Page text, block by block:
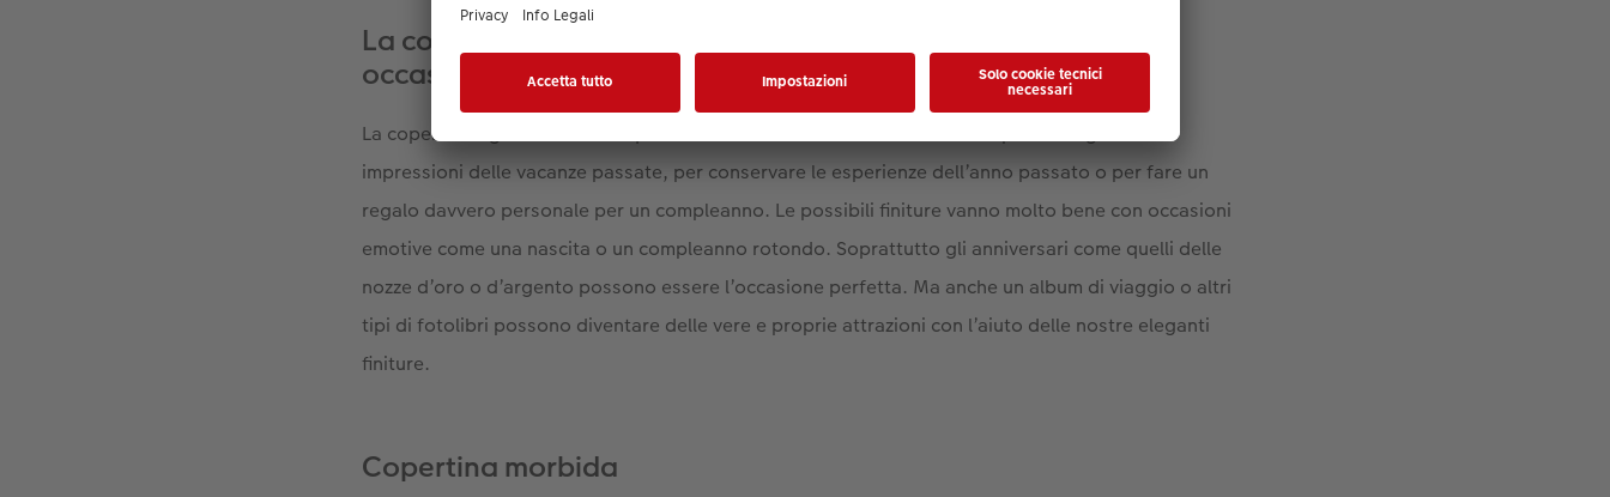
La copertina rigida è particolarmente adatta a questi temi e
occasioni:
La copertina rigida è adatta a quasi tutte le occasioni. È un modo carino per raccogliere le
impressioni delle vacanze passate, per conservare le esperienze dell’anno passato o per fare un
regalo davvero personale per un compleanno. Le possibili finiture vanno molto bene con occasioni
emotive come una nascita o un compleanno rotondo. Soprattutto gli anniversari come quelli delle
nozze d’oro o d’argento possono essere l’occasione perfetta. Ma anche un album di viaggio o altri
tipi di fotolibri possono diventare delle vere e proprie attrazioni con l’aiuto delle nostre eleganti
finiture.
Copertina morbida